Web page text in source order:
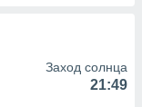
Заход солнца
21:49